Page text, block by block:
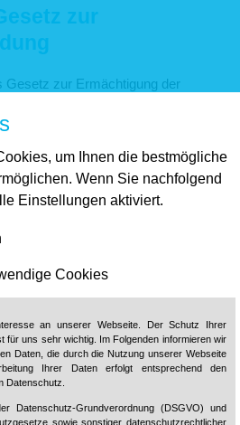
zur
Gesetz zur Ermächtigung der
kritisiert, da selbst in Mainz
würden.
ist das Landesgesetz aber
zu erlassen, bereits
über Airbnb verhindert
dagegen bei der Bauordnun
geforderten Erleichterungen für
von Wohnraum. Hier werde
Änderungen sollen auch
um Ihnen die bestmögliche
Wenn Sie nachfolgend
Einstellungen aktiviert.
Cookies
an unserer Webseite. Der Schutz Ihrer
für uns sehr wichtig. Im Folgenden informieren wir
Daten, die durch die Nutzung unserer Webseite
Ihrer Daten erfolgt entsprechend den
Datenschutz.
Datenschutz-Grundverordnung (DSGVO) und
sowie sonstiger datenschutzrechtlicher